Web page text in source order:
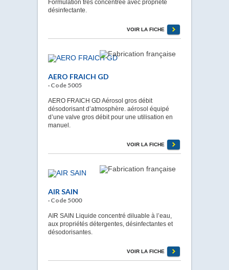
Formulation très concentrée avec propriété
désinfectante.
VOIR LA FICHE
AERO FRAICH GD
· Code 5005
AERO FRAICH GD Aérosol gros débit
désodorisant d’atmosphère. aérosol équipé
d’une valve gros débit pour une utilisation en
manuel.
VOIR LA FICHE
AIR SAIN
· Code 5000
AIR SAIN Liquide concentré diluable à l’eau,
aux propriétés détergentes, désinfectantes et
désodorisantes.
VOIR LA FICHE